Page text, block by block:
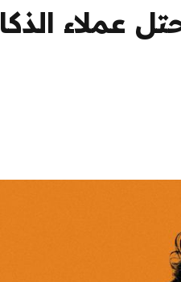
عملاء